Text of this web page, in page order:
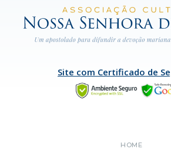
Site com Certificado de
HOME